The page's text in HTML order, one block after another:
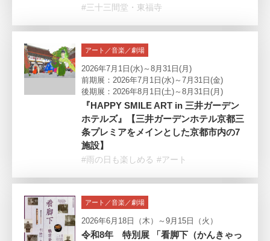
#三十三間堂・東福寺
アート／音楽／劇場
2026年7月1日(水)～8月31日(月)
前期展：2026年7月1日(水)～7月31日(金)
後期展：2026年8月1日(土)～8月31日(月)
『HAPPY SMILE ART in 三井ガーデン
ホテルズ』【三井ガーデンホテル京都三
条プレミアをメインとした京都市内の7
施設】
#雨の日も楽しめる #アート
アート／音楽／劇場
2026年6月18日（木）～9月15日（火）
令和8年 特別展 「看脚下（かんきゃっ